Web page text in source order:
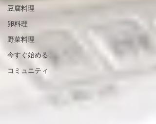
豆腐料理
卵料理
野菜料理
今すぐ始める
コミュニティ